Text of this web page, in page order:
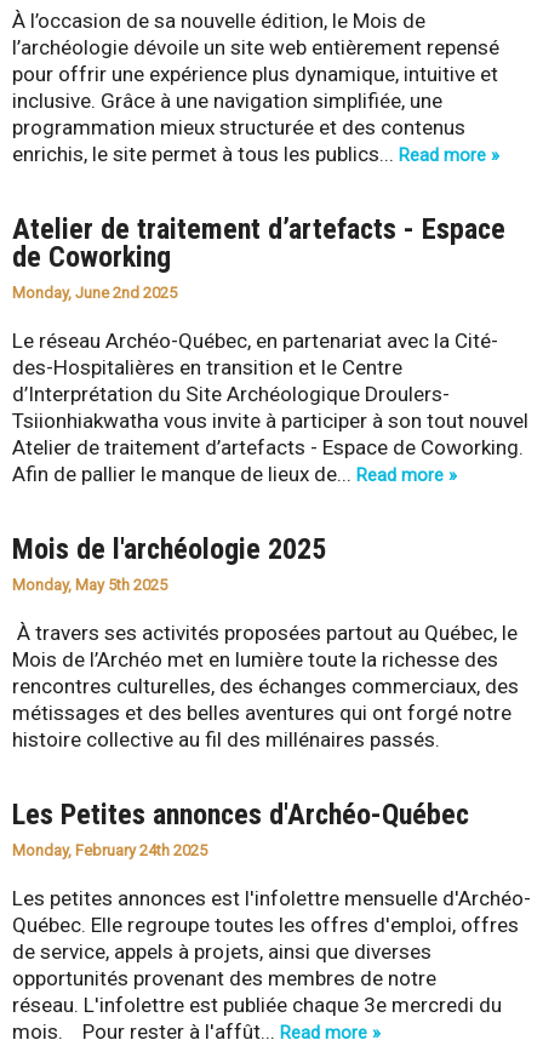
À l’occasion de sa nouvelle édition, le Mois de
l’archéologie dévoile un site web entièrement repensé
pour offrir une expérience plus dynamique, intuitive et
inclusive. Grâce à une navigation simplifiée, une
programmation mieux structurée et des contenus
enrichis, le site permet à tous les publics... Read more »
Atelier de traitement d’artefacts - Espace
de Coworking
Monday, June 2nd 2025
Le réseau Archéo-Québec, en partenariat avec la Cité-
des-Hospitalières en transition et le Centre
d’Interprétation du Site Archéologique Droulers-
Tsiionhiakwatha vous invite à participer à son tout nouvel
Atelier de traitement d’artefacts - Espace de Coworking.
Afin de pallier le manque de lieux de... Read more »
Mois de l'archéologie 2025
Monday, May 5th 2025
À travers ses activités proposées partout au Québec, le
Mois de l’Archéo met en lumière toute la richesse des
rencontres culturelles, des échanges commerciaux, des
métissages et des belles aventures qui ont forgé notre
histoire collective au fil des millénaires passés.
Les Petites annonces d'Archéo-Québec
Monday, February 24th 2025
Les petites annonces est l'infolettre mensuelle d'Archéo-
Québec. Elle regroupe toutes les offres d'emploi, offres
de service, appels à projets, ainsi que diverses
opportunités provenant des membres de notre
réseau. L'infolettre est publiée chaque 3e mercredi du
mois. Pour rester à l'affût... Read more »